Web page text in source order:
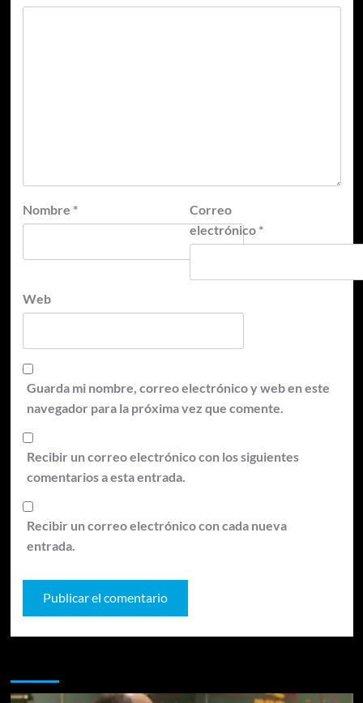
Nombre *
Correo
electrónico *
Web
Guarda mi nombre, correo electrónico y web en este
navegador para la próxima vez que comente.
Recibir un correo electrónico con los siguientes
comentarios a esta entrada.
Recibir un correo electrónico con cada nueva
entrada.